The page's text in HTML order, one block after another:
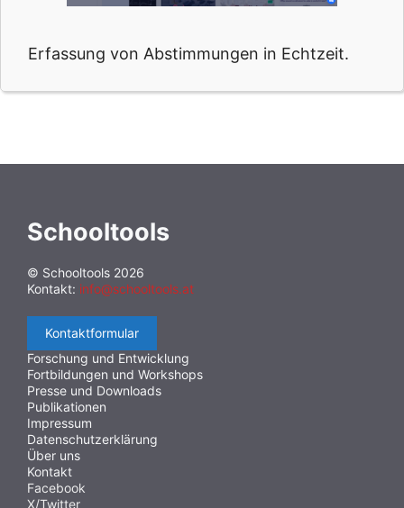
Erfassung von Abstimmungen in Echtzeit.
Schooltools
© Schooltools 2026
Kontakt: info@schooltools.at
Kontaktformular
Forschung und Entwicklung
Fortbildungen und Workshops
Presse und Downloads
Publikationen
Impressum
Datenschutzerklärung
Über uns
Kontakt
Facebook
X/Twitter